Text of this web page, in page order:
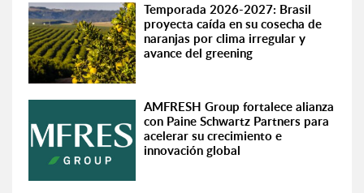
Temporada 2026-2027: Brasil
proyecta caída en su cosecha de
naranjas por clima irregular y
avance del greening
AMFRESH Group fortalece alianza
con Paine Schwartz Partners para
acelerar su crecimiento e
innovación global